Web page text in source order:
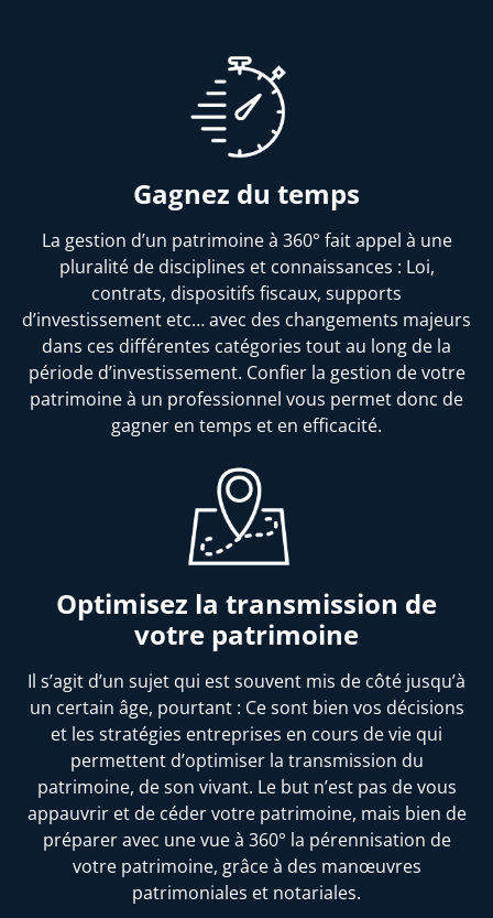
Gagnez du temps
La gestion d’un patrimoine à 360° fait appel à une
pluralité de disciplines et connaissances : Loi,
contrats, dispositifs fiscaux, supports
d’investissement etc… avec des changements majeurs
dans ces différentes catégories tout au long de la
période d’investissement. Confier la gestion de votre
patrimoine à un professionnel vous permet donc de
gagner en temps et en efficacité.
Optimisez la transmission de
votre patrimoine
Il s’agit d’un sujet qui est souvent mis de côté jusqu’à
un certain âge, pourtant : Ce sont bien vos décisions
et les stratégies entreprises en cours de vie qui
permettent d’optimiser la transmission du
patrimoine, de son vivant. Le but n’est pas de vous
appauvrir et de céder votre patrimoine, mais bien de
préparer avec une vue à 360° la pérennisation de
votre patrimoine, grâce à des manœuvres
patrimoniales et notariales.